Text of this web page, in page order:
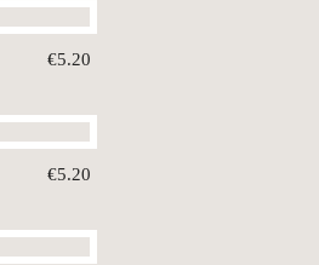
€5.20
€5.20